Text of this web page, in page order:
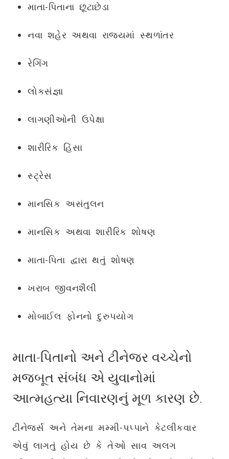
માતા-પિતાના છૂટાછેડા
નવા શહેર અથવા રાજ્યમાં સ્થળાંતર
રેગિંગ
લોકસંજ્ઞા
લાગણીઓની ઉપેક્ષા
શારીરિક હિંસા
સ્ટ્રેસ
માનસિક અસંતુલન
માનસિક અથવા શારીરિક શોષણ
માતા-પિતા દ્વારા થતું શોષણ
ખરાબ જીવનશૈલી
મોબાઈલ ફોનનો દુરુપયોગ
માતા-પિતાનો અને ટીનેજર વચ્ચેનો
મજબૂત સંબંધ એ યુવાનોમાં
આત્મહત્યા નિવારણનું મૂળ કારણ છે.
ટીનેજર્સ અને તેમના મમ્મી-પપ્પાને કેટલીકવાર
એવું લાગતું હોય છે કે તેઓ સાવ અલગ